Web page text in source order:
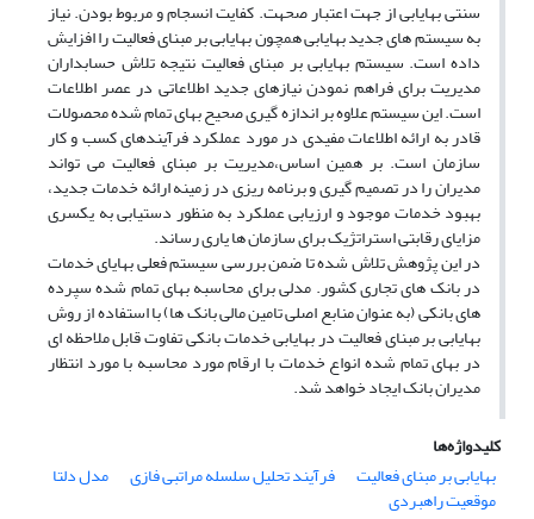
سنتی بهایابی از جهت اعتبار صحهت. کفایت انسجام و مربوط بودن. نیاز
به سیستم های جدید بهایابی همچون بهایابی بر مبنای فعالیت را افزایش
داده است. سیستم بهایابی بر مبنای فعالیت نتیجه تلاش حسابداران
مدیریت برای فراهم نمودن نیازهای جدید اطلاعاتی در عصر اطلاعات
است. این سیستم علاوه بر اندازه گیری صحیح بهای تمام شده محصولات
قادر به ارائه اطلاعات مفیدی در مورد عملکرد فرآیندهای کسب و کار
سازمان است. بر همین اساس،مدیریت بر مبنای فعالیت می تواند
مدیران را در تصمیم گیری و برنامه ریزی در زمینه ارائه خدمات جدید،
بهبود خدمات موجود و ارزیابی عملکرد به منظور دستیابی به یکسری
مزایای رقابتی استراتژیک برای سازمان ها یاری رساند.
در این پژوهش تلاش شده تا ضمن بررسی سیستم فعلی بهایای خدمات
در بانک های تجاری کشور. مدلی برای محاسبه بهای تمام شده سپرده
های بانکی (به عنوان منابع اصلی تامین مالی بانک ها) با استفاده از روش
بهایابی بر مبنای فعالیت در بهایابی خدمات بانکی تفاوت قابل ملاحظه ای
در بهای تمام شده انواع خدمات با ارقام مورد محاسبه با مورد انتظار
مدیران بانک ایجاد خواهد شد.
کلیدواژه‌ها
بهایابی بر مبنای فعالیت
فرآیند تحلیل سلسله مراتبی فازی مدل دلتا
موقعیت راهبردی